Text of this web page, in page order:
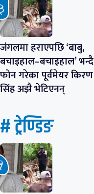
जंगलमा हराएपछि ‘बाबु,
बचाइहाल–बचाइहाल’ भन्दै
फोन गरेका पूर्वमेयर किरण
सिंह अझै भेटिएनन्
# ट्रेण्डिङ